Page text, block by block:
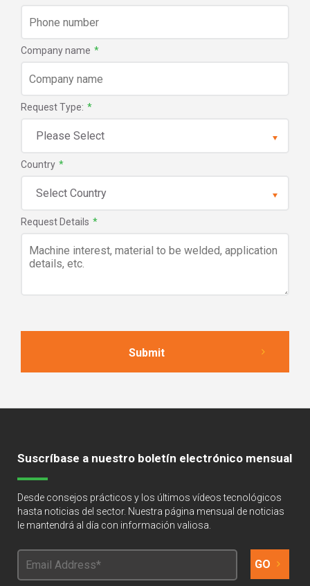
Company name *
Request Type: *
Country *
Request Details *
Suscríbase a nuestro boletín electrónico mensual
Desde consejos prácticos y los últimos vídeos tecnológicos
hasta noticias del sector. Nuestra página mensual de noticias
le mantendrá al día con información valiosa.